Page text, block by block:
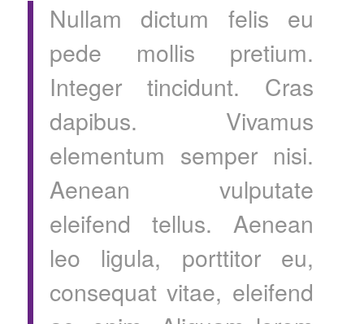
Nullam dictum felis eu
pede mollis pretium.
Integer tincidunt. Cras
dapibus. Vivamus
elementum semper nisi.
Aenean vulputate
eleifend tellus. Aenean
leo ligula, porttitor eu,
consequat vitae, eleifend